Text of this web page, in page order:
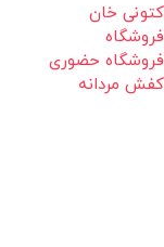
کتونی خان
فروشگاه
فروشگاه حضوری
کفش مردانه